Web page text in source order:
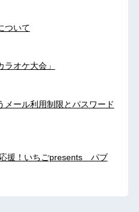
ついて
オケ大会」
メール利用制限とパスワード
援！いちごpresents パブ